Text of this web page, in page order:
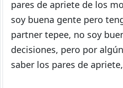
pares de apriete de los
soy buena gente pero
partner tepee, no soy
decisiones, pero por
saber los pares de